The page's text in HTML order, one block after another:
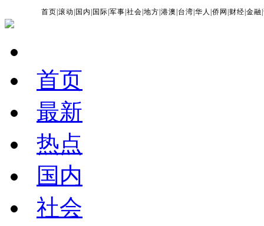
首页 |滚动 国内 国际 |军事 |社会 |地方 |港澳 台湾 |华人 |侨网 财经 |金融 |
首页
最新
热点
国内
社会